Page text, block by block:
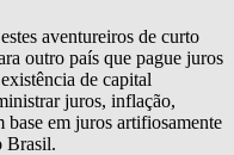
aventureiros de curto
outro país que pague juros
de capital
juros, inflação,
em juros artifiosamente
Brasil.